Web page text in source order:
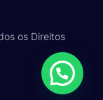
os Direitos